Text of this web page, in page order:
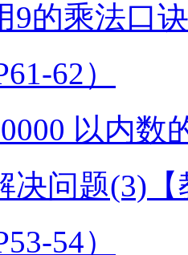
9的乘法口
62）
以内数
决问题(3)
54）